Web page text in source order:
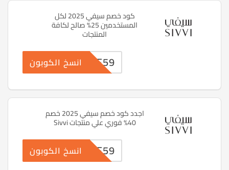
كود خصم سيفي 2025 لكل
المستخدمين 25% صالح لكافة
المنتجات
PF59 انسخ الكوبون
اجدد كود خصم سيفي 2025 خصم
40% فوري علي منتجات Sivvi
PF59 انسخ الكوبون